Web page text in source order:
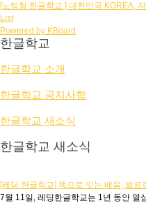
[노팅험 한글학교 ] 대한민국 KOREA,
List
Powered by KBoard
한글학교
한글학교 소개
한글학교 공지사항
한글학교 새소식
한글학교 새소식
[레딩 한글학교] 책으로 잇는 배움, 발표
7월 11일, 레딩한글학교는 1년 동안 열